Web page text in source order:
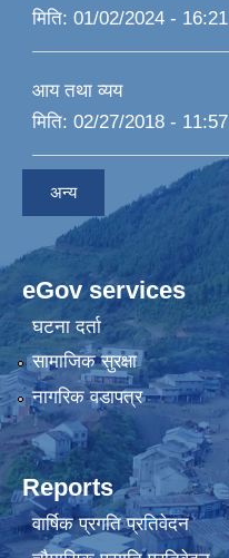
मिति: 01/02/2024 - 16:21
आय तथा व्यय
मिति: 02/27/2018 - 11:57
अन्य
eGov services
घटना दर्ता
सामाजिक सुरक्षा
नागरिक वडापत्र
Reports
वार्षिक प्रगति प्रतिवेदन